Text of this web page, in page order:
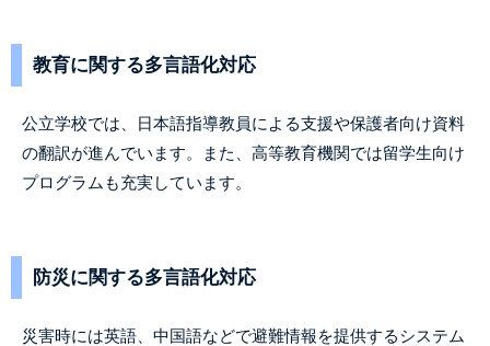
教育に関する多言語化対応
公立学校では、日本語指導教員による支援や保護者向け資料
の翻訳が進んでいます。また、高等教育機関では留学生向け
プログラムも充実しています。
防災に関する多言語化対応
災害時には英語、中国語などで避難情報を提供するシステム